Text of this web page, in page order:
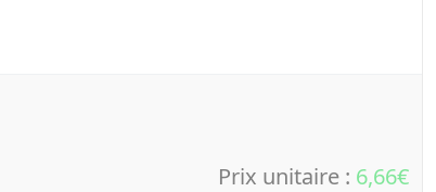
Prix unitaire : 6,66€